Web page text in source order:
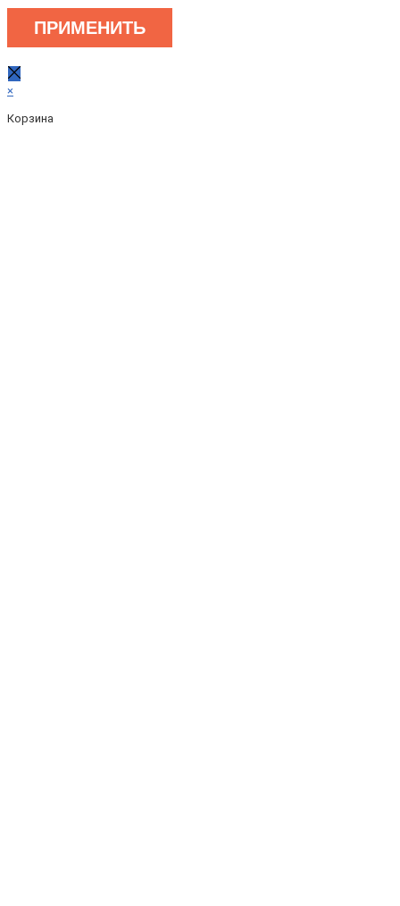
ПРИМЕНИТЬ
×
Корзина